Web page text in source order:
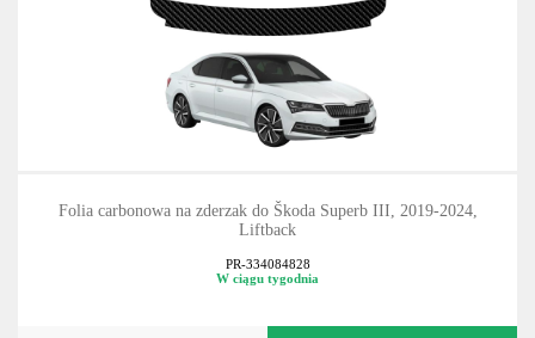
Folia carbonowa na zderzak do Škoda Superb III, 2019-2024,
Liftback
PR-334084828
W ciągu tygodnia